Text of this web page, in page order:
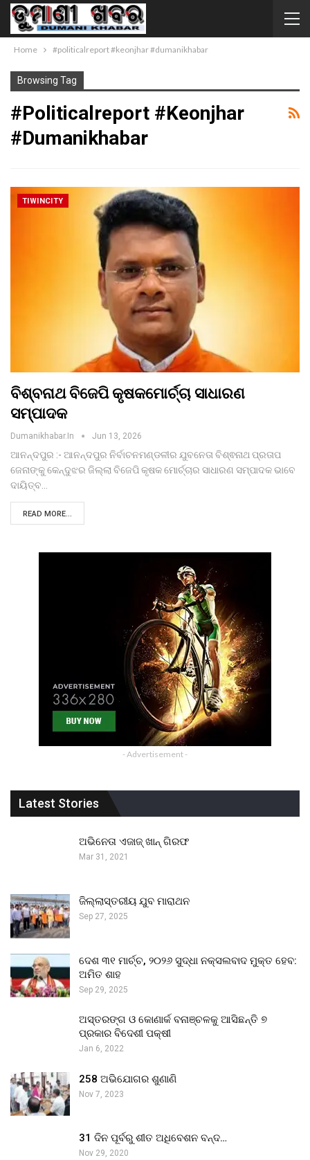
Home #politicalreport #keonjhar #dumanikhabar
Browsing Tag
#politicalreport #keonjhar
#dumanikhabar
TIWINCITY
ବିଶ୍ବନାଥ ବିଜେପି କୃଷକମୋର୍ଚ୍ଚା ସାଧାରଣ
ସମ୍ପାଦକ
Dumanikhabar.in Jun 13, 2026
ଆନନ୍ଦପୁର :- ଆନନ୍ଦପୁର ନିର୍ବାଚନମଣ୍ଡଳୀର ଯୁବନେତା ବିଶ୍ଵନାଥ ପ୍ରତାପ
ଜେନାଙ୍କୁ କେନ୍ଦୁଝର ଜିଲ୍ଲା ବିଜେପି କୃଷକ ମୋର୍ଚ୍ଚାର ସାଧାରଣ ସମ୍ପାଦକ ଭାବେ
ଦାୟିତ୍ବ…
READ MORE...
- Advertisement -
Latest Stories
ଅଭିନେତା ଏଜାଜ୍ ଖାନ୍ ଗିରଫ
Mar 31, 2021
ଜିଲ୍ଲାସ୍ତରୀୟ ଯୁବ ମାରାଥନ
Sep 27, 2025
ଦେଶ ୩୧ ମାର୍ଚ୍ଚ, ୨୦୨୬ ସୁଦ୍ଧା ନକ୍ସଲବାଦ ମୁକ୍ତ ହେବ:
ଅମିତ ଶାହ
Sep 29, 2025
ଅସ୍ତରଙ୍ଗ ଓ କୋଣାର୍କ ବନାଞ୍ଚଳକୁ ଆସିଛନ୍ତି ୭
ପ୍ରକାର ବିଦେଶୀ ପକ୍ଷୀ
Jan 6, 2022
258 ଅଭିଯୋଗର ଶୁଣାଣି
Nov 7, 2023
31 ଦିନ ପୂର୍ବରୁ ଶୀତ ଅଧିବେଶନ ବନ୍ଦ…
Nov 29, 2020